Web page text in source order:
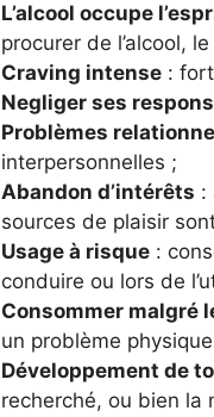
L’alcool occupe
procurer de l’alcool,
Craving intense :
Negliger ses
Problèmes
interpersonnelles ;
Abandon d’intérêts :
sources de plaisir
Usage à risque :
conduire ou lors de
Consommer malgré
un problème
Développement de
recherché, ou bien